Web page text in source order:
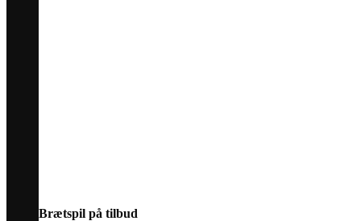
Brætspil på tilbud